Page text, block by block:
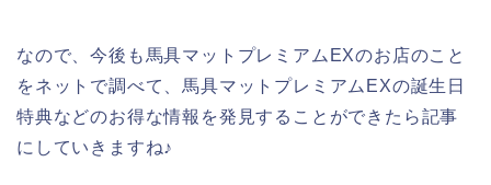
なので、今後も馬具マットプレミアムEXのお店のこと
をネットで調べて、馬具マットプレミアムEXの誕生日
特典などのお得な情報を発見することができたら記事
にしていきますね♪